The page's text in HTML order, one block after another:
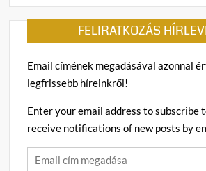
FELIRATKOZÁS
Email címének megadásával azonnal
legfrissebb híreinkről!
Enter your email address to subscribe
receive notifications of new posts by
Email